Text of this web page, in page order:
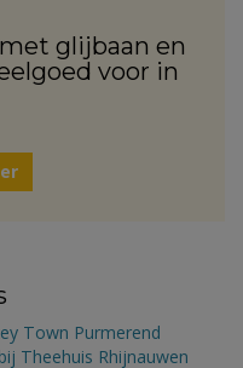
glijbaan en
voor in
Town Purmerend
Theehuis Rhijnauwen